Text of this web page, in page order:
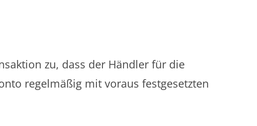
zu, dass der Händler für die
regelmäßig mit voraus festgesetzten